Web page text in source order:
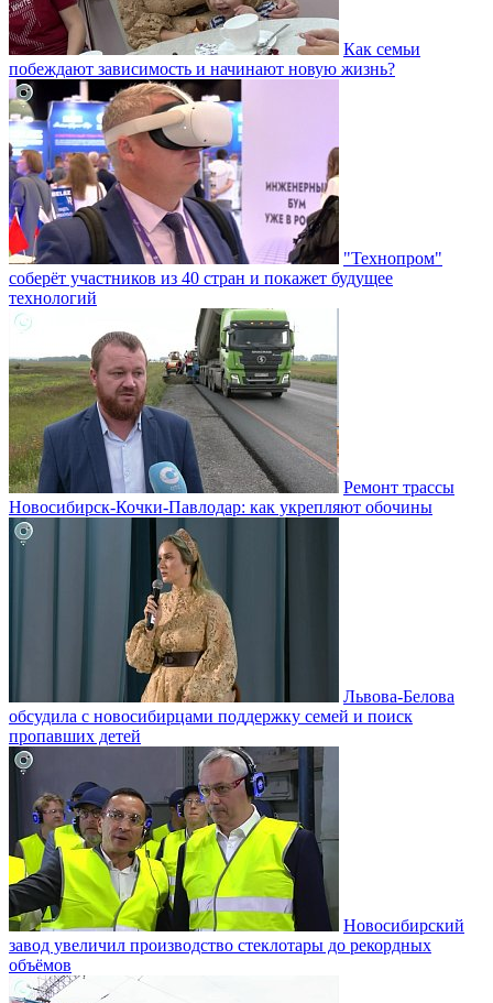
Как семьи
побеждают зависимость и начинают новую жизнь?
"Технопром"
соберёт участников из 40 стран и покажет будущее
технологий
Ремонт трассы
Новосибирск-Кочки-Павлодар: как укрепляют обочины
Львова-Белова
обсудила с новосибирцами поддержку семей и поиск
пропавших детей
Новосибирский
завод увеличил производство стеклотары до рекордных
объёмов